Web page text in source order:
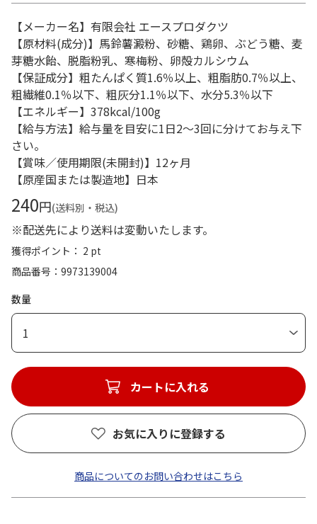
【メーカー名】有限会社 エースプロダクツ
【原材料(成分)】馬鈴薯澱粉、砂糖、鶏卵、ぶどう糖、麦
芽糖水飴、脱脂粉乳、寒梅粉、卵殻カルシウム
【保証成分】粗たんぱく質1.6％以上、粗脂肪0.7％以上、
粗繊維0.1％以下、粗灰分1.1％以下、水分5.3％以下
【エネルギー】378kcal/100g
【給与方法】給与量を目安に1日2～3回に分けてお与え下
さい。
【賞味／使用期限(未開封)】12ヶ月
【原産国または製造地】日本
240円(送料別・税込)
※配送先により送料は変動いたします。
獲得ポイント： 2 pt
商品番号
9973139004
数量
1
カートに入れる
お気に入りに登録する
商品についてのお問い合わせはこちら